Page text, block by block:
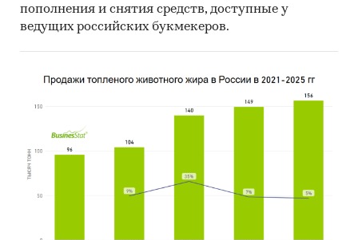
пополнения и снятия средств, доступные у
ведущих российских букмекеров.